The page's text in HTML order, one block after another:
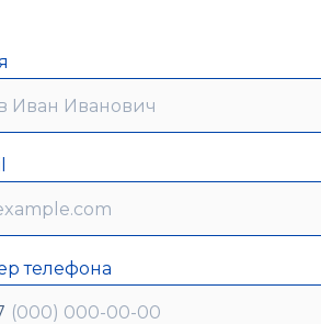
телефона